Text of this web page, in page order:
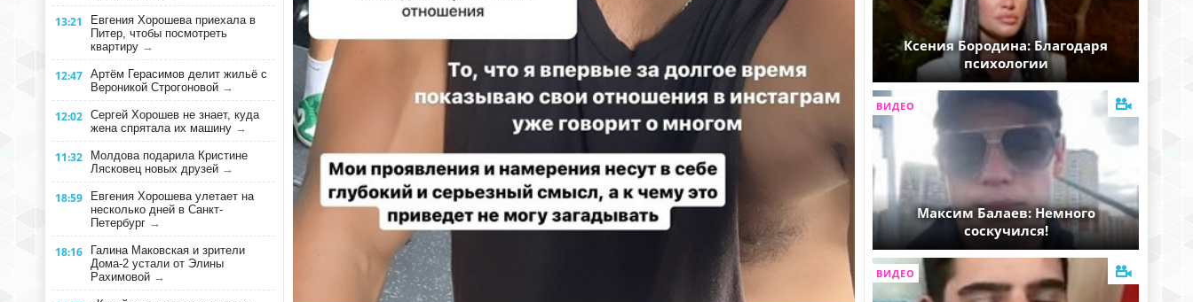
13:21
Евгения Хорошева приехала в
Питер, чтобы посмотреть
квартиру →
12:47 Артём Герасимов делит жильё с
Вероникой Строгоновой →
12:02 Сергей Хорошев не знает, куда
жена спрятала их машину →
11:32
Молдова подарила Кристине
Лясковец новых друзей →
18:59
Евгения Хорошева улетает на
несколько дней в Санкт-
Петербург →
18:16
Галина Маковская и зрители
Дома-2 устали от Элины
Рахимовой →
Ксения Бородина: Благодаря
психологии
ВИДЕО
Максим Балаев: Немного
соскучился!
ВИДЕО